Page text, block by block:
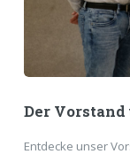
Der Vorstand
Entdecke unser